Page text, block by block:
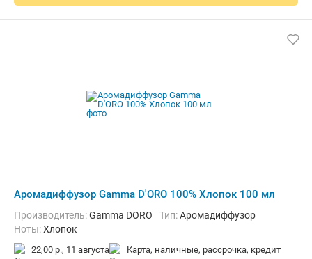
Аромадиффузор Gamma D'ORO 100% Хлопок 100 мл
Производитель:Gamma DORO Тип:Аромадиффузор
Ноты:Хлопок
22,00 р., 11 августа карта, наличные, рассрочка, кредит